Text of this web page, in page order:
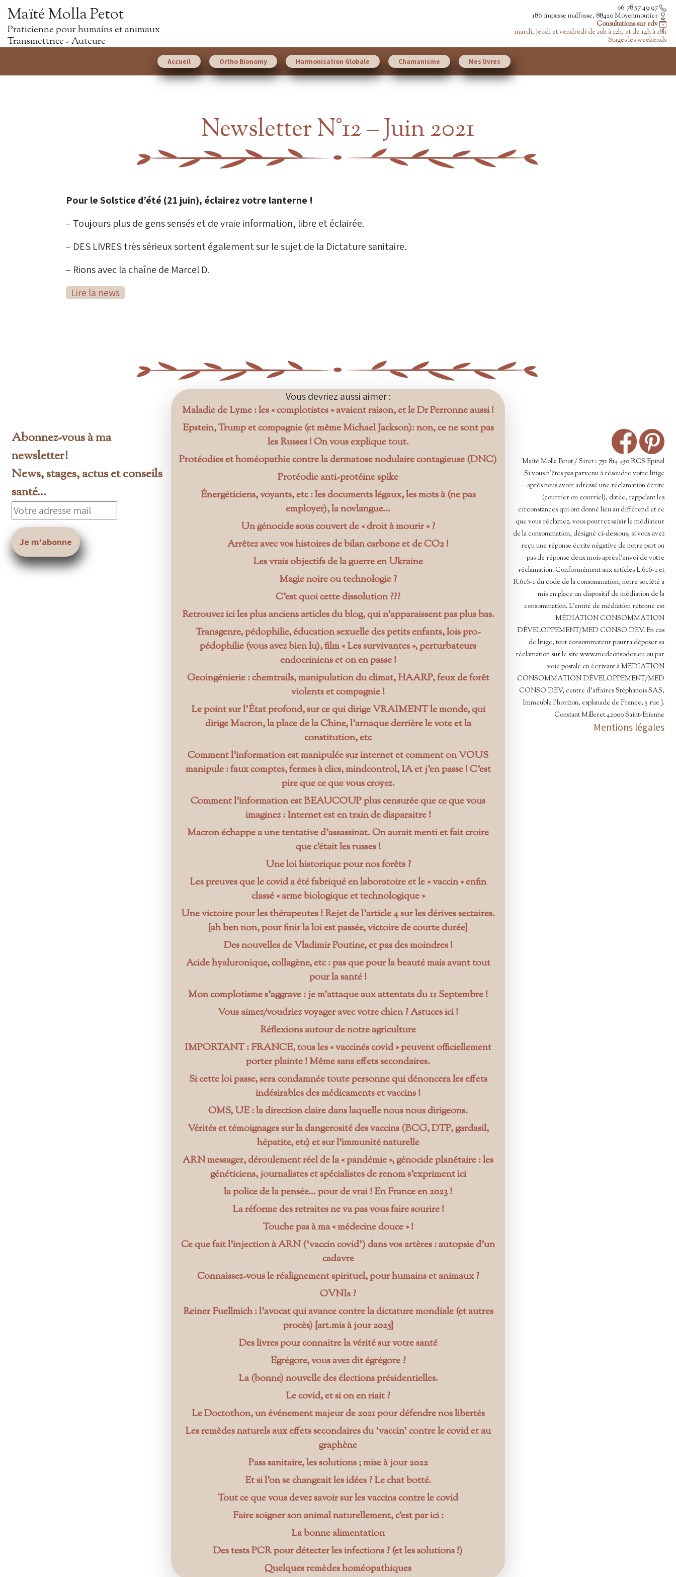
Maïté Molla Petot
Praticienne pour humains et animaux
Transmettrice - Auteure
06 78 57 49 97
186 impasse malfosse, 88420 Moyenmoutier
Consultations sur rdv
mardi, jeudi et vendredi de 10h à 12h, et de 14h à 18h
Stages les weekends
Accueil Ortho Bionomy Harmonisation Globale Chamanisme Mes livres
Newsletter N°12 – Juin 2021
Pour le Solstice d’été (21 juin), éclairez votre lanterne !
– Toujours plus de gens sensés et de vraie information, libre et éclairée.
– DES LIVRES très sérieux sortent également sur le sujet de la Dictature sanitaire.
– Rions avec la chaîne de Marcel D.
Lire la news
Vous devriez aussi aimer :
Maladie de Lyme : les « complotistes » avaient raison, et le Dr Perronne aussi !
Epstein, Trump et compagnie (et même Michael Jackson): non, ce ne sont pas
les Russes ! On vous explique tout.
Protéodies et homéopathie contre la dermatose nodulaire contagieuse (DNC)
Protéodie anti-protéine spike
Énergéticiens, voyants, etc : les documents légaux, les mots à (ne pas
employer), la novlangue…
Un génocide sous couvert de « droit à mourir » ?
Arrêtez avec vos histoires de bilan carbone et de CO2 !
Les vrais objectifs de la guerre en Ukraine
Magie noire ou technologie ?
C’est quoi cette dissolution ???
Retrouvez ici les plus anciens articles du blog, qui n’apparaissent pas plus bas.
Transgenre, pédophilie, éducation sexuelle des petits enfants, lois pro-
pédophilie (vous avez bien lu), film « Les survivantes », perturbateurs
endocriniens et on en passe !
Geoingénierie : chemtrails, manipulation du climat, HAARP, feux de forêt
violents et compagnie !
Le point sur l’État profond, sur ce qui dirige VRAIMENT le monde, qui
dirige Macron, la place de la Chine, l’arnaque derrière le vote et la
constitution, etc
Comment l’information est manipulée sur internet et comment on VOUS
manipule : faux comptes, fermes à clics, mindcontrol, IA et j’en passe ! C’est
pire que ce que vous croyez.
Comment l’information est BEAUCOUP plus censurée que ce que vous
imaginez : Internet est en train de disparaitre !
Macron échappe a une tentative d’assassinat. On aurait menti et fait croire
que c’était les russes !
Une loi historique pour nos forêts ?
Les preuves que le covid a été fabriqué en laboratoire et le « vaccin » enfin
classé « arme biologique et technologique »
Une victoire pour les thérapeutes ! Rejet de l’article 4 sur les dérives sectaires.
[ah ben non, pour finir la loi est passée, victoire de courte durée]
Des nouvelles de Vladimir Poutine, et pas des moindres !
Acide hyaluronique, collagène, etc : pas que pour la beauté mais avant tout
pour la santé !
Mon complotisme s’aggrave : je m’attaque aux attentats du 11 Septembre !
Vous aimez/voudriez voyager avec votre chien ? Astuces ici !
Réflexions autour de notre agriculture
IMPORTANT : FRANCE, tous les « vaccinés covid » peuvent officiellement
porter plainte ! Même sans effets secondaires.
Si cette loi passe, sera condamnée toute personne qui dénoncera les effets
indésirables des médicaments et vaccins !
OMS, UE : la direction claire dans laquelle nous nous dirigeons.
Vérités et témoignages sur la dangerosité des vaccins (BCG, DTP, gardasil,
hépatite, etc) et sur l’immunité naturelle
ARN messager, déroulement réel de la « pandémie », génocide planétaire : les
généticiens, journalistes et spécialistes de renom s’expriment ici
la police de la pensée… pour de vrai ! En France en 2023 !
La réforme des retraites ne va pas vous faire sourire !
Touche pas à ma « médecine douce » !
Ce que fait l’injection à ARN (‘vaccin covid’) dans vos artères : autopsie d’un
cadavre
Connaissez-vous le réalignement spirituel, pour humains et animaux ?
OVNIs ?
Reiner Fuellmich : l’avocat qui avance contre la dictature mondiale (et autres
procès) [art.mis à jour 2025]
Des livres pour connaitre la vérité sur votre santé
Egrégore, vous avez dit égrégore ?
La (bonne) nouvelle des élections présidentielles.
Le covid, et si on en riait ?
Le Doctothon, un événement majeur de 2021 pour défendre nos libertés
Les remèdes naturels aux effets secondaires du ‘vaccin’ contre le covid et au
graphène
Pass sanitaire, les solutions ; mise à jour 2022
Et si l’on se changeait les idées ? Le chat botté.
Tout ce que vous devez savoir sur les vaccins contre le covid
Faire soigner son animal naturellement, c’est par ici :
La bonne alimentation
Des tests PCR pour détecter les infections ? (et les solutions !)
Quelques remèdes homéopathiques
Abonnez-vous à ma
newsletter!
News, stages, actus et conseils
santé...
Maïté Molla Petot / Siret : 751 814 450 RCS Epinal
Si vous n’êtes pas parvenu à résoudre votre litige
après nous avoir adressé une réclamation écrite
(courrier ou courriel), datée, rappelant les
circonstances qui ont donné lieu au différend et ce
que vous réclamez, vous pourrez saisir le médiateur
de la consommation, désigné ci-dessous, si vous avez
reçu une réponse écrite négative de notre part ou
pas de réponse deux mois après l’envoi de votre
réclamation. Conformément aux articles L.616-1 et
R.616-1 du code de la consommation, notre société a
mis en place un dispositif de médiation de la
consommation. L'entité de médiation retenue est
MÉDIATION CONSOMMATION
DÉVELOPPEMENT/MED CONSO DEV. En cas
de litige, tout consommateur pourra déposer sa
réclamation sur le site www.medconsodev.eu ou par
voie postale en écrivant à MÉDIATION
CONSOMMATION DÉVELOPPEMENT/MED
CONSO DEV, centre d'affaires Stéphanois SAS,
Immeuble l'horizon, esplanade de France, 3 rue J.
Constant Milleret 42000 Saint-Etienne
Mentions légales